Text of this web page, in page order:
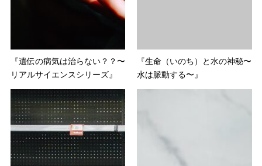
『遺伝の病気は治らない？？〜
リアルサイエンスシリーズ』
『生命（いのち）と水の神秘〜
水は脈動する〜』